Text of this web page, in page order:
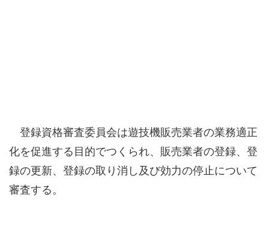
登録資格審査委員会は遊技機販売業者の業務適正
化を促進する目的でつくられ、販売業者の登録、登
録の更新、登録の取り消し及び効力の停止について
審査する。